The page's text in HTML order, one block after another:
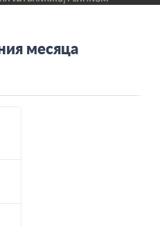
месяца